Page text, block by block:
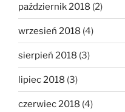
październik 2018 (2)
wrzesień 2018 (4)
sierpień 2018 (3)
lipiec 2018 (3)
czerwiec 2018 (4)